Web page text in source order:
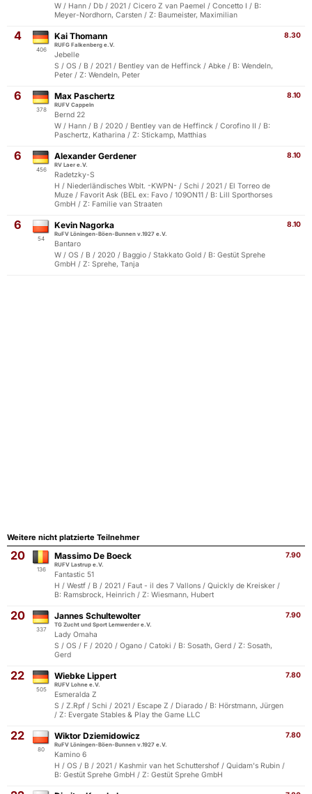
W / Hann / Db / 2021 / Cicero Z van Paemel / Concetto I / B:
Meyer-Nordhorn, Carsten / Z: Baumeister, Maximilian
4
406
8.30
Kai Thomann
RUFG Falkenberg e.V.
Jebelle
S / OS / B / 2021 / Bentley van de Heffinck / Abke / B: Wendeln,
Peter / Z: Wendeln, Peter
6
378
8.10
Max Paschertz
RUFV Cappeln
Bernd 22
W / Hann / B / 2020 / Bentley van de Heffinck / Corofino II / B:
Paschertz, Katharina / Z: Stickamp, Matthias
6
456
8.10
Alexander Gerdener
RV Laer e.V.
Radetzky-S
H / Niederländisches Wblt. -KWPN- / Schi / 2021 / El Torreo de
Muze / Favorit Ask (BEL ex: Favo / 109ON11 / B: Lill Sporthorses
GmbH / Z: Familie van Straaten
6
54
8.10
Kevin Nagorka
RuFV Löningen-Böen-Bunnen v.1927 e.V.
Bantaro
W / OS / B / 2020 / Baggio / Stakkato Gold / B: Gestüt Sprehe
GmbH / Z: Sprehe, Tanja
Weitere nicht platzierte Teilnehmer
20
136
7.90
Massimo De Boeck
RUFV Lastrup e.V.
Fantastic 51
H / Westf / B / 2021 / Faut - il des 7 Vallons / Quickly de Kreisker /
B: Ramsbrock, Heinrich / Z: Wiesmann, Hubert
20
337
7.90
Jannes Schultewolter
TG Zucht und Sport Lemwerder e.V.
Lady Omaha
S / OS / F / 2020 / Ogano / Catoki / B: Sosath, Gerd / Z: Sosath,
Gerd
22
505
7.80
Wiebke Lippert
RUFV Lohne e.V.
Esmeralda Z
S / Z.Rpf / Schi / 2021 / Escape Z / Diarado / B: Hörstmann, Jürgen
/ Z: Evergate Stables & Play the Game LLC
22
80
7.80
Wiktor Dziemidowicz
RuFV Löningen-Böen-Bunnen v.1927 e.V.
Kamino 6
H / OS / B / 2021 / Kashmir van het Schuttershof / Quidam's Rubin /
B: Gestüt Sprehe GmbH / Z: Gestüt Sprehe GmbH